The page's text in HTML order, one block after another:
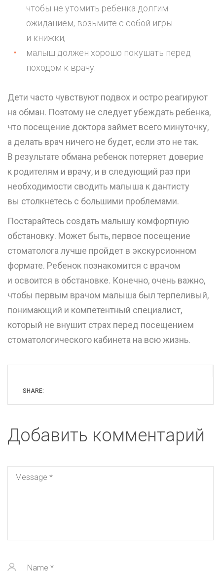
чтобы не утомить ребенка долгим
ожиданием, возьмите с собой игры
и книжки,
малыш должен хорошо покушать перед
походом к врачу.
Дети часто чувствуют подвох и остро реагируют
на обман. Поэтому не следует убеждать ребенка,
что посещение доктора займет всего минуточку,
а делать врач ничего не будет, если это не так.
В результате обмана ребенок потеряет доверие
к родителям и врачу, и в следующий раз при
необходимости сводить малыша к дантисту
вы столкнетесь с большими проблемами.
Постарайтесь создать малышу комфортную
обстановку. Может быть, первое посещение
стоматолога лучше пройдет в экскурсионном
формате. Ребенок познакомится с врачом
и освоится в обстановке. Конечно, очень важно,
чтобы первым врачом малыша был терпеливый,
понимающий и компетентный специалист,
который не внушит страх перед посещением
стоматологического кабинета на всю жизнь.
SHARE:
Добавить комментарий